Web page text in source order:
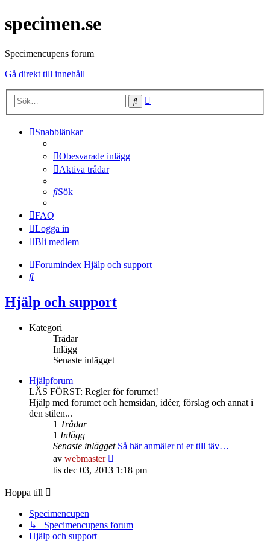
specimen.se
Specimencupens forum
Gå direkt till innehåll
Sök
Snabblänkar
Obesvarade inlägg
Aktiva trådar
Sök
FAQ
Logga in
Bli medlem
Forumindex Hjälp och support
Sök
Hjälp och support
Kategori
Trådar
Inlägg
Senaste inlägget
Hjälpforum
LÄS FÖRST: Regler för forumet!
Hjälp med forumet och hemsidan, idéer, förslag och annat i
den stilen...
1 Trådar
1 Inlägg
Senaste inlägget Så här anmäler ni er till täv…
av webmaster
till
tis dec 03, 2013 1:18 pm
Hoppa till
Specimencupen
↳ Specimencupens forum
Hjälp och support